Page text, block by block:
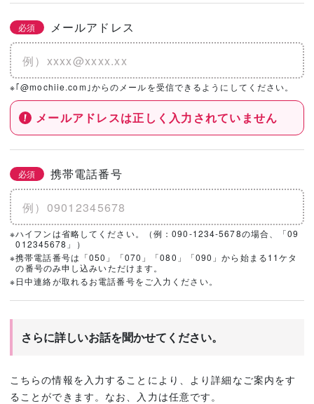
必須 メールアドレス
※｢@mochiie.com｣からのメールを受信できるようにしてください。
メールアドレスは正しく入力されていません
必須 携帯電話番号
※ハイフンは省略してください。（例：090-1234-5678の場合、「09
012345678」）
※携帯電話番号は「050」「070」「080」「090」から始まる11ケタ
の番号のみ申し込みいただけます。
※日中連絡が取れるお電話番号をご入力ください。
さらに詳しいお話を聞かせてください。
こちらの情報を入力することにより、より詳細なご案内をす
ることができます。なお、入力は任意です。